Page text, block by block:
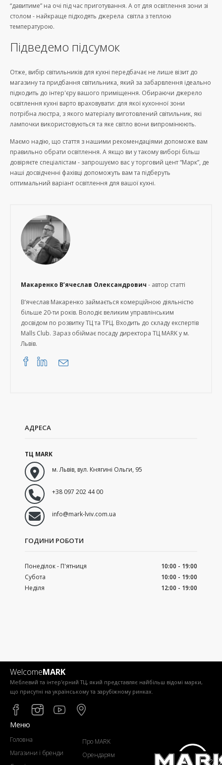
“давитиме” на очі під час приготування. А от для освітлення зони зі
столом - найкраще підходять джерела світла з теплою
температурою.
Підведемо підсумок
Отже, вибір світильників для кухні передбачає не лише візит до
магазину та придбання світильника, який за забарвлення ідеально
підходить до інтер'єру вашого приміщення. Обираючи джерело
освітлення кухні варто враховувати: для якої кухонної зони
потрібна люстра, з якого матеріалу виготовлений світильник, які
лампочки використовуються та яке світло вони випромінюють.
Маємо надію, що стаття з нашими рекомендаціями допоможе вам
правильно обрати освітлення. А якщо ви у такому виборі більш
довіряєте спеціалістам - запрошуємо вас у торговий цент “Марк”, де
наші досвідченні фахівці допоможуть вам та підберуть
оптимальний варіант освітлення для вашої кухні.
Макаренко В’ячеслав Олександрович - автор статті
В’ячеслав Макаренко займається комерційною діяльністю
більше 20-ти років. Володіє великим управлінським
досвідом по розвитку ТЦ та ТРЦ. Входить до складу експертів
Malls Club. Зараз обіймає посаду директора ТЦ MARK у м.
Львів.
АДРЕСА
ТЦ MARK
м. Львів, вул. Княгині Ольги, 95
+38 097 202 44 00
info@mark-lviv.com.ua
ГОДИНИ РОБОТИ
Понеділок - П'ятниця
10:00 - 19:00
Субота
10:00 - 19:00
Неділя
12:00 - 19:00
WelcomeMARK
Меблевий та інтер'єрний ТЦ, який представляє найбільш відомі марки,
що присутні на українському та зарубіжному ринках.
Меню
Головна
Магазини і бренди
Про MARK
Орендарям